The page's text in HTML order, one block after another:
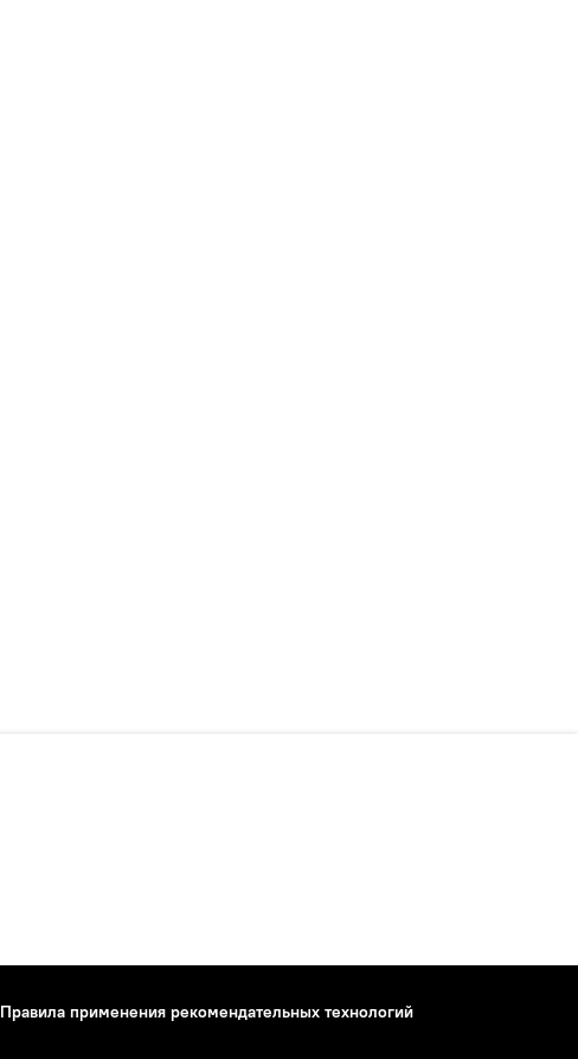
Правила применения рекомендательных технологий